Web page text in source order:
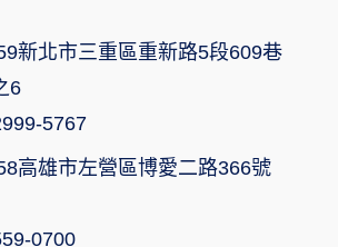
新北市三重區重新路5段609巷
6
5767
高雄市左營區博愛二路366號
0700